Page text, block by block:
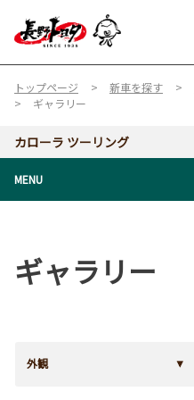
トップページ 新車を探す
ギャラリー
カローラ ツーリング
MENU
ギャラリー
外観